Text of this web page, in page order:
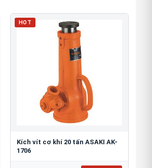
HOT
Kích vít cơ khí 20 tấn ASAKI AK-
1706